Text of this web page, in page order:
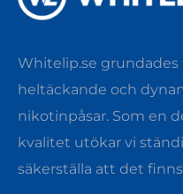
Whitelip.se
heltäckande och
nikotinpåsar. Som en
kvalitet utökar vi
säkerställa att det